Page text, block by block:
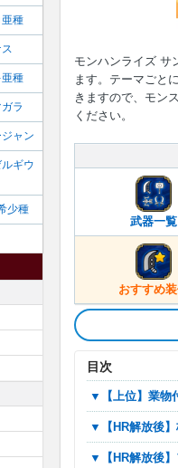
モンハンライズ サ
ます。テーマごと
きますので、モン
ください。
武器一覧
おすすめ
目次
▼【上位】業
▼【HR解放
▼【HR解放
種
種
ラ
ャン
ギウ
少種